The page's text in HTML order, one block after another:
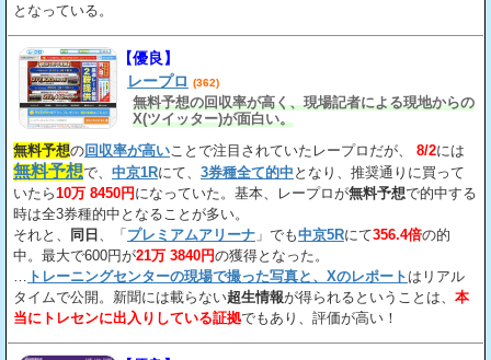
となっている。
【優良】
レープロ (362)
無料予想の回収率が高く、現場記者による現地からの
X(ツイッター)が面白い。
無料予想の回収率が高い ことで注目されていたレープロだが、 8/2には
無料予想で、 中京1Rにて、 3券種全て的中 となり、推奨通りに買って
いたら10万 8450円 になっていた。基本、レープロが無料予想で的中する
時は全3券種的中となることが多い。
それと、
同日 、「 プレミアムアリーナ 」でも中京5Rにて356.4倍の的
中。最大で600円が21万 3840円の獲得となった。
トレーニングセンターの現場で撮った写真と、Xのレポート はリアル
タイムで公開。新聞には載らない超生情報が得られるということは、 本
当にトレセンに出入りしている証拠でもあり、評価が高い！